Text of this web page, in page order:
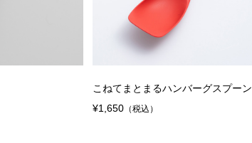
こねてまとまるハンバーグスプーン
¥1,650 （税込）